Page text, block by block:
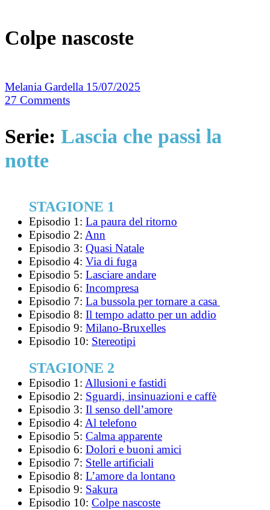
Colpe nascoste
Melania Gardella 15/07/2025
27 Comments
Serie: Lascia che passi la
notte
STAGIONE 1
Episodio 1: La paura del ritorno
Episodio 2: Ann
Episodio 3: Quasi Natale
Episodio 4: Via di fuga
Episodio 5: Lasciare andare
Episodio 6: Incompresa
Episodio 7: La bussola per tornare a casa
Episodio 8: Il tempo adatto per un addio
Episodio 9: Milano-Bruxelles
Episodio 10: Stereotipi
STAGIONE 2
Episodio 1: Allusioni e fastidi
Episodio 2: Sguardi, insinuazioni e caffè
Episodio 3: Il senso dell’amore
Episodio 4: Al telefono
Episodio 5: Calma apparente
Episodio 6: Dolori e buoni amici
Episodio 7: Stelle artificiali
Episodio 8: L’amore da lontano
Episodio 9: Sakura
Episodio 10: Colpe nascoste